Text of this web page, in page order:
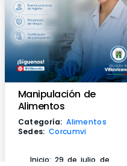
Manipulación de
Alimentos
Categoría:Alimentos
Sedes:Corcumvi
Inicio: 29 de julio de